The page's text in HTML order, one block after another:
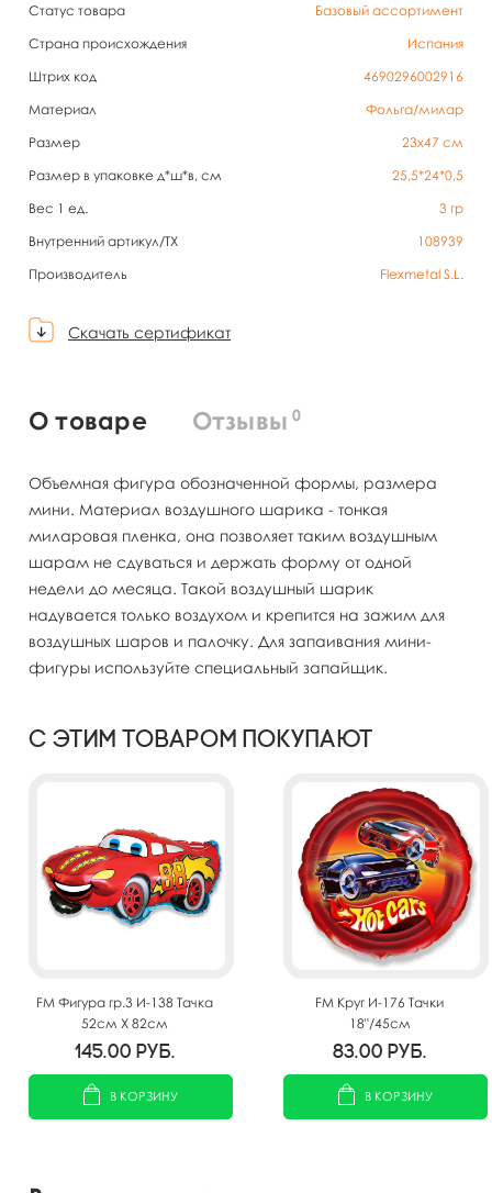
Статус товара
Базовый ассортимент
Страна происхождения
Испания
Штрих код
4690296002916
Материал
Фольга/милар
Размер
23х47 см
Размер в упаковке д*ш*в, см
25,5*24*0,5
Вес 1 ед.
3 гр
Внутренний артикул/TX
108939
Производитель
Flexmetal S.L.
Скачать сертификат
О товаре Отзывы 0
Объемная фигура обозначенной формы, размера
мини. Материал воздушного шарика - тонкая
миларовая пленка, она позволяет таким воздушным
шарам не сдуваться и держать форму от одной
недели до месяца. Такой воздушный шарик
надувается только воздухом и крепится на зажим для
воздушных шаров и палочку. Для запаивания мини-
фигуры используйте специальный запайщик.
С этим товаром покупают
FM Фигура гр.3 И-138 Тачка
52см X 82см
145.00 руб.
В КОРЗИНУ
FM Круг И-176 Тачки
18"/45см
83.00 руб.
В КОРЗИНУ